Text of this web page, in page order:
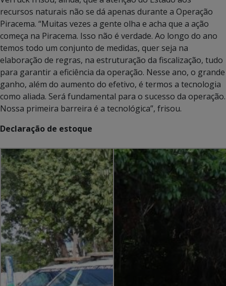
recursos naturais não se dá apenas durante a Operação
Piracema. “Muitas vezes a gente olha e acha que a ação
começa na Piracema. Isso não é verdade. Ao longo do ano
temos todo um conjunto de medidas, quer seja na
elaboração de regras, na estruturação da fiscalização, tudo
para garantir a eficiência da operação. Nesse ano, o grande
ganho, além do aumento do efetivo, é termos a tecnologia
como aliada. Será fundamental para o sucesso da operação.
Nossa primeira barreira é a tecnológica”, frisou.
Declaração de estoque